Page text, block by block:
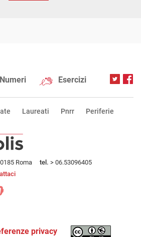
Numeri Esercizi
Laureati Pnrr Periferie
Roma tel. > 06.53096405
privacy